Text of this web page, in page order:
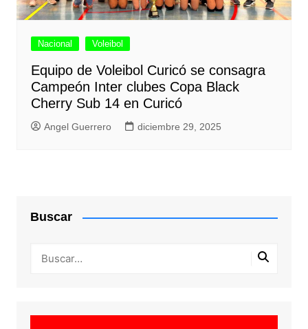
Nacional Voleibol
Equipo de Voleibol Curicó se consagra
Campeón Inter clubes Copa Black
Cherry Sub 14 en Curicó
Angel Guerrero diciembre 29, 2025
Buscar